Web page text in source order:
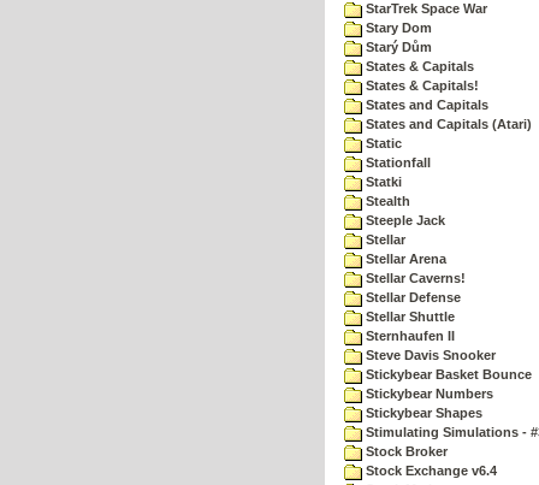
StarTrek Space War
Stary Dom
Starý Dům
States & Capitals
States & Capitals!
States and Capitals
States and Capitals (Atari)
Static
Stationfall
Statki
Stealth
Steeple Jack
Stellar
Stellar Arena
Stellar Caverns!
Stellar Defense
Stellar Shuttle
Sternhaufen II
Steve Davis Snooker
Stickybear Basket Bounce
Stickybear Numbers
Stickybear Shapes
Stimulating Simulations -
Stock Broker
Stock Exchange v6.4